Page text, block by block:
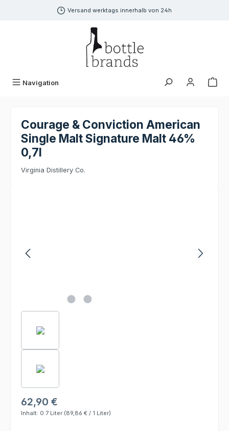
Versand werktags innerhalb von 24h
Navigation
Courage & Conviction American
Single Malt Signature Malt 46%
0,7l
Virginia Distillery Co.
62,90 €
Inhalt: 0.7 Liter (89,86 € / 1 Liter)